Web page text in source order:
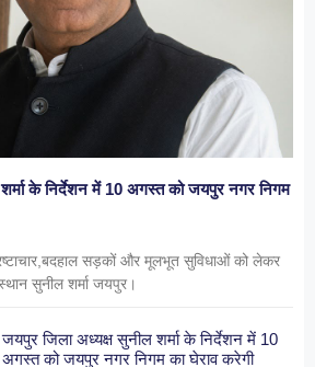
के निर्देशन में 10 अगस्त को जयपुर नगर निगम
सड़कों और मूलभूत सुविधाओं को लेकर
सुनील शर्मा जयपुर।
जयपुर जिला अध्यक्ष सुनील शर्मा के निर्देशन में 10
अगस्त को जयपुर नगर निगम का घेराव करेगी